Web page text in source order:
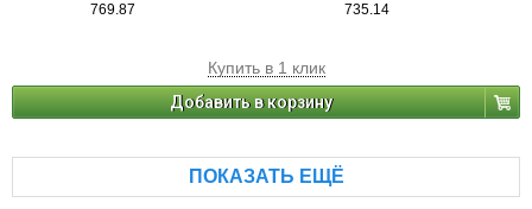
769.87 735.14
Купить в 1 клик
Добавить в корзину
ПОКАЗАТЬ ЕЩЁ